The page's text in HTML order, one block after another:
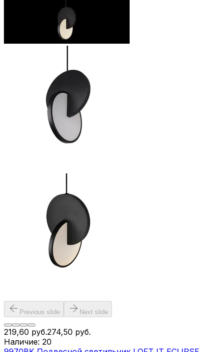
Previous slide Next slide
219,60 руб.274,50 руб.
Наличие: 20